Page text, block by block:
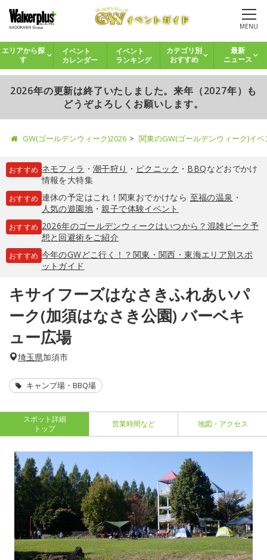
MENU
エリアから探
す
イベント
カレンダー
イベント
ランキング
カテゴリ別
おすすめ
最新
ニュース
2026年の更新は終了いたしました。来年（2027年）も
どうぞよろしくお願いします。
GW(ゴールデンウィーク)2026 関東のGW(ゴールデンウィーク)イ
おすすめ ネモフィラ ・ 潮干狩り ・ ピクニック ・ BBQなどおでかけ
情報を大特集
おすすめ 連休の予定はこれ！関東おでかけなら 至福の温泉 ・
人気の遊園地・親子で体験イベント
おすすめ 2026年のゴールデンウィークはいつから？混雑ピーク予
想と回避術をご紹介
おすすめ 今年のGWどこ行く！？関東・関西・東海エリア別スポ
ットガイド
キサイフーズはなさきふれあいパ
ーク(加須はなさき公園) バーベキ
ュー広場
埼玉県加須市
キャンプ場・BBQ場
スポット詳細
トップ
営業時間など 地図・アクセス